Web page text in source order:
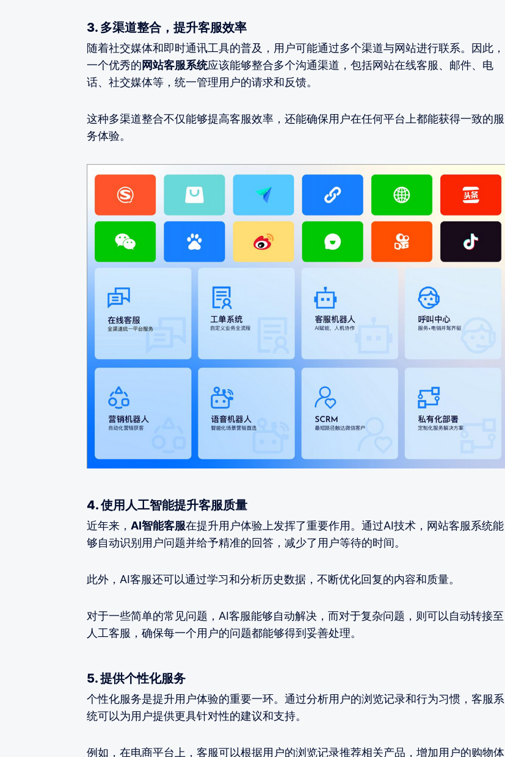
3. 多渠道整合，提升客服效率
随着社交媒体和即时通讯工具的普及，用户可能通过多个渠道与网站进行联系。因此，
一个优秀的网站客服系统应该能够整合多个沟通渠道，包括网站在线客服、邮件、电
话、社交媒体等，统一管理用户的请求和反馈。
这种多渠道整合不仅能够提高客服效率，还能确保用户在任何平台上都能获得一致的服
务体验。
4. 使用人工智能提升客服质量
近年来， AI智能客服在提升用户体验上发挥了重要作用。通过AI技术，网站客服系统能
够自动识别用户问题并给予精准的回答，减少了用户等待的时间。
此外，AI客服还可以通过学习和分析历史数据，不断优化回复的内容和质量。
对于一些简单的常见问题，AI客服能够自动解决，而对于复杂问题，则可以自动转接至
人工客服，确保每一个用户的问题都能够得到妥善处理。
5. 提供个性化服务
个性化服务是提升用户体验的重要一环。通过分析用户的浏览记录和行为习惯，客服系
统可以为用户提供更具针对性的建议和支持。
例如，在电商平台上，客服可以根据用户的浏览记录推荐相关产品，增加用户的购物体